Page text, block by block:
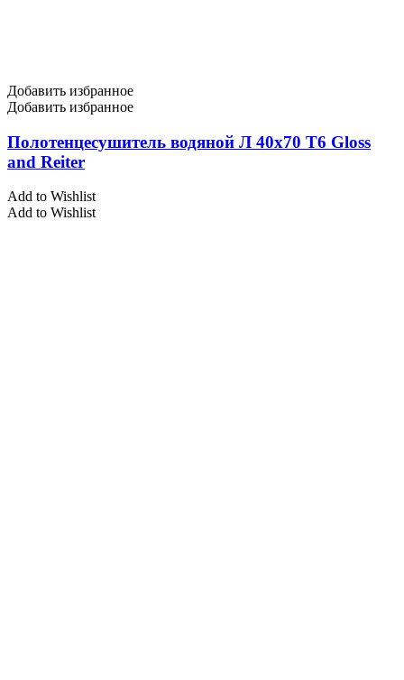
Добавить избранное
Добавить избранное
Полотенцесушитель водяной Л 40х70 Т6 Gloss
and Reiter
Add to Wishlist
Add to Wishlist